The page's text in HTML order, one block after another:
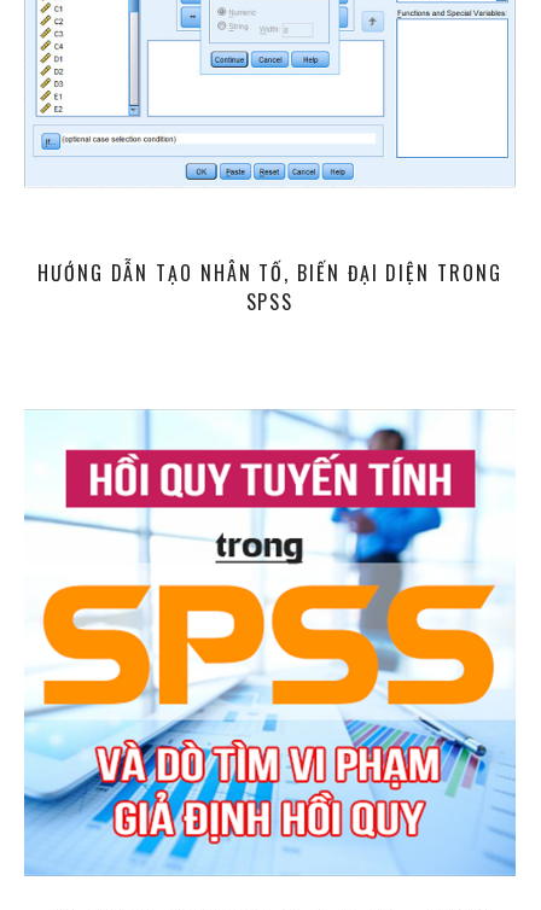
HƯỚNG DẪN TẠO NHÂN TỐ, BIẾN ĐẠI DIỆN TRONG
SPSS